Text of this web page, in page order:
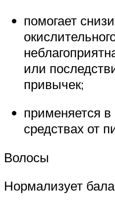
помогает
или
привычек;
применяется
средствах от
Волосы
Нормализует